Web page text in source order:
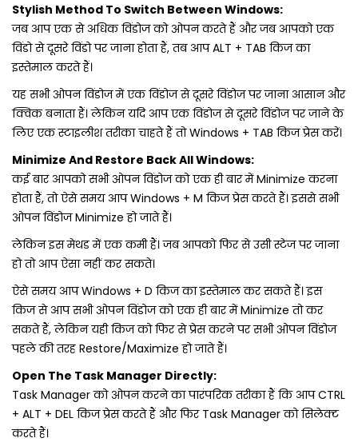
Stylish Method To Switch Between Windows:
जब आप एक से अधिक विंडोज को ओपन करते हैं और जब आपको एक
विंडो से दूसरे विंडो पर जाना होता हैं, तब आप ALT + TAB किज का
इस्‍तेमाल करते हैं।
यह सभी ओपन विंडोज में एक विंडोज से दूसरे विंडोज पर जाना आसान और
क्विक बनाता हैं। लेकिन यदि आप एक विंडोज से दूसरे विंडोज पर जाने के
लिए एक स्‍टाइलीश तरीका चाहते हैं तो Windows + TAB किज प्रेस करें।
Minimize And Restore Back All Windows:
कई बार आपको सभी ओपन विंडोज को एक ही बार में Minimize करना
होता हैं, तो ऐसे समय आप Windows + M किज प्रेस करते हैं। इससे सभी
ओपन विंडोज Minimize हो जाते हैं।
लेकिन इस मेथड में एक कमी हैं। जब आपको फिर से उसी स्‍टेज पर जाना
हो तो आप ऐसा नहीं कर सकते।
ऐसे समय आप Windows + D किज का इस्‍तेमाल कर सकते हैं। इस
किज से आप सभी ओपन विंडोज को एक ही बार में Minimize तो कर
सकते हैं, लेकिन यही किज को फिर से प्रेस करने पर सभी ओपन विंडोज
पहले की तरह Restore/Maximize हो जाते हैं।
Open The Task Manager Directly:
Task Manager को ओपन करने का पारंपरिक तरीका हैं कि आप CTRL
+ ALT + DEL किज प्रेस करते हैं और फिर Task Manager को सिलेक्‍ट
करते हैं।